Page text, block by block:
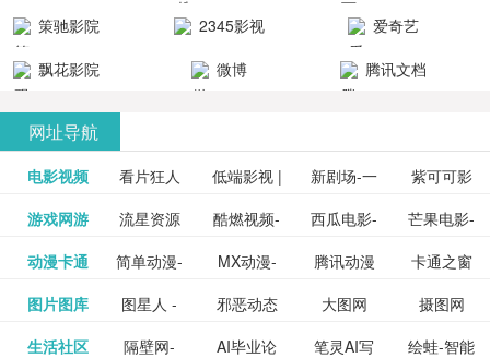
等全新电
影，是影
卓破解软件
分享与下
载！旨在打
件共享站、
资源
策驰影院
2345影视
大全
爱奇艺
VIP会员
飘花影院
微博 腾讯文档
网址导航
电影视频 看片狂人 低端影视 |
免费高清
在线电影
新剧场-一
个网盘资
源分享小
紫可可影
视-紫可可,
免费提供
泡剧网_最
新电视剧
免费在线
更多>>
游戏网游 流星资源
网-流星蝴
蝶剑官网
酷燃视频-
致力于打
造中国领
西瓜电影-
西瓜视频
网站电影
芒果电影-
芒果TV网
站电影频
豆瓣电影-
豆瓣电影
更多>>
动漫卡通 简单动漫-
日本动画
MX动漫-
最新最全
腾讯动漫
频道
卡通之窗
三毛漫画
网
更多>>
图片图库 图星人 -
设计图片
邪恶动态
图片大全
大图网
摄图网
图行天下
更多>>
生活社区 隔壁网- AI毕业论 笔灵AI写 绘蛙-智能